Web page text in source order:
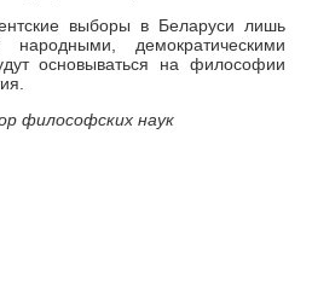
выборы в Беларуси лишь
демократическими
основываться на философии
философских наук